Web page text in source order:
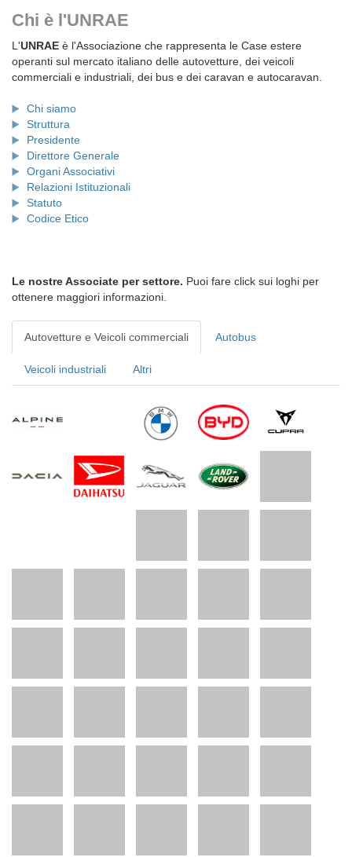
Chi è l'UNRAE
L'UNRAE è l'Associazione che rappresenta le Case estere
operanti sul mercato italiano delle autovetture, dei veicoli
commerciali e industriali, dei bus e dei caravan e autocaravan.
Chi siamo
Struttura
Presidente
Direttore Generale
Organi Associativi
Relazioni Istituzionali
Statuto
Codice Etico
Le nostre Associate per settore. Puoi fare click sui loghi per
ottenere maggiori informazioni.
Autovetture e Veicoli commerciali Autobus
Veicoli industriali Altri